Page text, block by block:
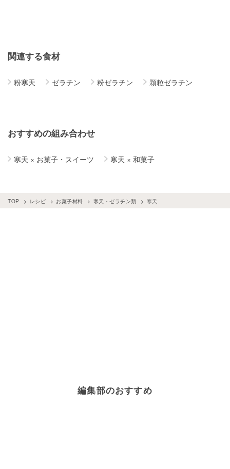
関連する食材
粉寒天 ゼラチン 粉ゼラチン 顆粒ゼラチン
おすすめの組み合わせ
寒天 × お菓子・スイーツ 寒天 × 和菓子
TOP レシピ お菓子材料 寒天・ゼラチン類 寒天
編集部のおすすめ